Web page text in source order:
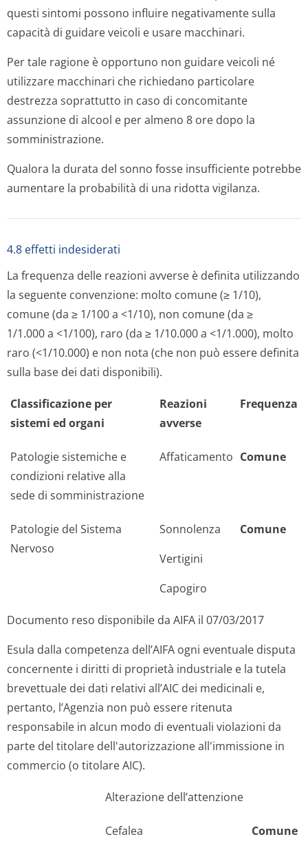
questi sintomi possono influire negativamente sulla
capacità di guidare veicoli e usare macchinari.
Per tale ragione è opportuno non guidare veicoli né
utilizzare macchinari che richiedano particolare
destrezza soprattutto in caso di concomitante
assunzione di alcool e per almeno 8 ore dopo la
somministrazione.
Qualora la durata del sonno fosse insufficiente potrebbe
aumentare la probabilità di una ridotta vigilanza.
4.8 effetti indesiderati
La frequenza delle reazioni avverse è definita utilizzando
la seguente convenzione: molto comune (≥ 1/10),
comune (da ≥ 1/100 a <1/10), non comune (da ≥
1/1.000 a <1/100), raro (da ≥ 1/10.000 a <1/1.000), molto
raro (<1/10.000) e non nota (che non può essere definita
sulla base dei dati disponibili).
Classificazione per
sistemi ed organi
Reazioni
avverse
Frequenza
Patologie sistemiche e
condizioni relative alla
sede di somministrazione
Affaticamento Comune
Patologie del Sistema
Nervoso
Sonnolenza
Vertigini
Capogiro
Comune
Documento reso disponibile da AIFA il 07/03/2017
Esula dalla competenza dell’AIFA ogni eventuale disputa
concernente i diritti di proprietà industriale e la tutela
brevettuale dei dati relativi all’AIC dei medicinali e,
pertanto, l’Agenzia non può essere ritenuta
responsabile in alcun modo di eventuali violazioni da
parte del titolare dell'autorizzazione all'immissione in
commercio (o titolare AIC).
Alterazione dell’attenzione
Cefalea Comune